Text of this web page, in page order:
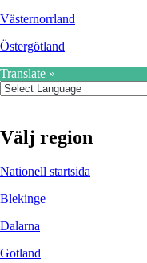
Västernorrland
Östergötland
Translate »
Välj region
Nationell startsida
Blekinge
Dalarna
Gotland